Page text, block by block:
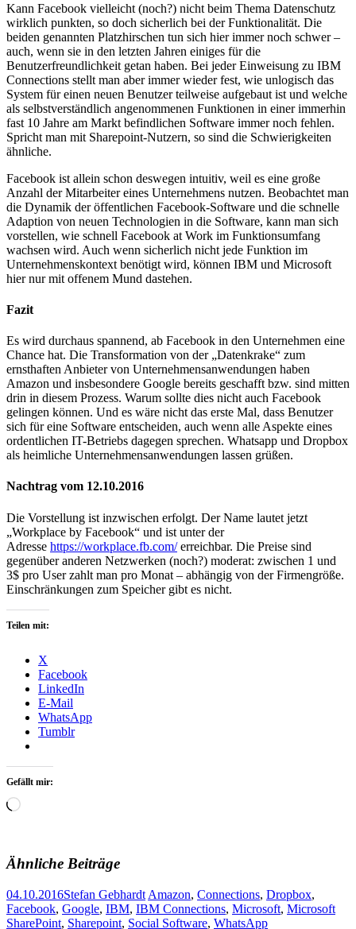
Kann Facebook vielleicht (noch?) nicht beim Thema Datenschutz
wirklich punkten, so doch sicherlich bei der Funktionalität. Die
beiden genannten Platzhirschen tun sich hier immer noch schwer –
auch, wenn sie in den letzten Jahren einiges für die
Benutzerfreundlichkeit getan haben. Bei jeder Einweisung zu IBM
Connections stellt man aber immer wieder fest, wie unlogisch das
System für einen neuen Benutzer teilweise aufgebaut ist und welche
als selbstverständlich angenommenen Funktionen in einer immerhin
fast 10 Jahre am Markt befindlichen Software immer noch fehlen.
Spricht man mit Sharepoint-Nutzern, so sind die Schwierigkeiten
ähnliche.
Facebook ist allein schon deswegen intuitiv, weil es eine große
Anzahl der Mitarbeiter eines Unternehmens nutzen. Beobachtet man
die Dynamik der öffentlichen Facebook-Software und die schnelle
Adaption von neuen Technologien in die Software, kann man sich
vorstellen, wie schnell Facebook at Work im Funktionsumfang
wachsen wird. Auch wenn sicherlich nicht jede Funktion im
Unternehmenskontext benötigt wird, können IBM und Microsoft
hier nur mit offenem Mund dastehen.
Fazit
Es wird durchaus spannend, ab Facebook in den Unternehmen eine
Chance hat. Die Transformation von der „Datenkrake“ zum
ernsthaften Anbieter von Unternehmensanwendungen haben
Amazon und insbesondere Google bereits geschafft bzw. sind mitten
drin in diesem Prozess. Warum sollte dies nicht auch Facebook
gelingen können. Und es wäre nicht das erste Mal, dass Benutzer
sich für eine Software entscheiden, auch wenn alle Aspekte eines
ordentlichen IT-Betriebs dagegen sprechen. Whatsapp und Dropbox
als heimliche Unternehmensanwendungen lassen grüßen.
Nachtrag vom 12.10.2016
Die Vorstellung ist inzwischen erfolgt. Der Name lautet jetzt
„Workplace by Facebook“ und ist unter der
Adresse https://workplace.fb.com/erreichbar. Die Preise sind
gegenüber anderen Netzwerken (noch?) moderat: zwischen 1 und
3$ pro User zahlt man pro Monat – abhängig von der Firmengröße.
Einschränkungen zum Speicher gibt es nicht.
Teilen mit:
X
Facebook
LinkedIn
E-Mail
WhatsApp
Tumblr
Gefällt mir:
Wird
Ähnliche Beiträge
04.10.2016Stefan Gebhardt Amazon, Connections, Dropbox,
Facebook, Google, IBM, IBM Connections, Microsoft, Microsoft
SharePoint, Sharepoint, Social Software, WhatsApp